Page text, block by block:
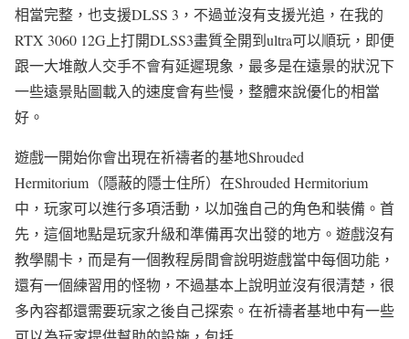
相當完整，也支援DLSS 3，不過並沒有支援光追，在我的
RTX 3060 12G上打開DLSS3畫質全開到ultra可以順玩，即便
跟一大堆敵人交手不會有延遲現象，最多是在遠景的狀況下
一些遠景貼圖載入的速度會有些慢，整體來說優化的相當
好。
遊戲一開始你會出現在祈禱者的基地Shrouded
Hermitorium（隱蔽的隱士住所）在Shrouded Hermitorium
中，玩家可以進行多項活動，以加強自己的角色和裝備。首
先，這個地點是玩家升級和準備再次出發的地方。遊戲沒有
教學關卡，而是有一個教程房間會說明遊戲當中每個功能，
還有一個練習用的怪物，不過基本上說明並沒有很清楚，很
多內容都還需要玩家之後自己探索。在祈禱者基地中有一些